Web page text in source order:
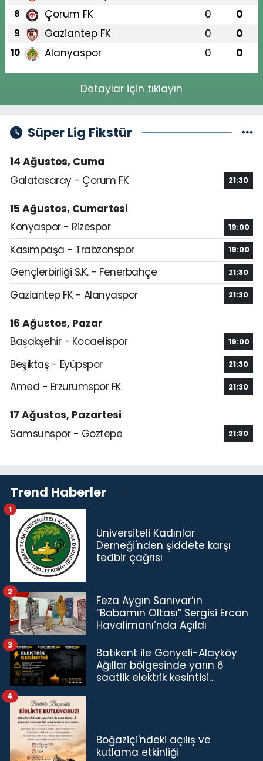
8 Çorum FK 0 0
9 Gaziantep FK 0 0
10 Alanyaspor 0 0
Detaylar için tıklayın
Süper Lig Fikstür
14 Ağustos, Cuma
Galatasaray - Çorum FK
21:30
15 Ağustos, Cumartesi
Konyaspor - Rizespor
19:00
Kasımpaşa - Trabzonspor 19:00
Gençlerbirliği S.K. - Fenerbahçe 21:30
Gaziantep FK - Alanyaspor 21:30
16 Ağustos, Pazar
Başakşehir - Kocaelispor
19:00
Beşiktaş - Eyüpspor 21:30
Amed - Erzurumspor FK 21:30
17 Ağustos, Pazartesi
Samsunspor - Göztepe
21:30
Trend Haberler
Üniversiteli Kadınlar
Derneği'nden şiddete karşı
tedbir çağrısı
1
Feza Aygın Sanıvar’ın
“Babamın Oltası” Sergisi Ercan
Havalimanı’nda Açıldı
2
Batıkent ile Gönyeli-Alayköy
Ağıllar bölgesinde yarın 6
saatlik elektrik kesintisi…
3
Boğaziçi'ndeki açılış ve
kutlama etkinliği
4